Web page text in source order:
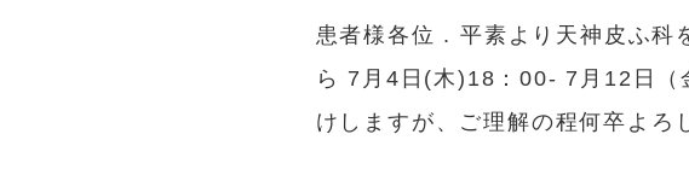
患者様各位 . 平素より天神皮ふ科
ら 7月4日(木)18：00- 7月12日（
けしますが、ご理解の程何卒よ